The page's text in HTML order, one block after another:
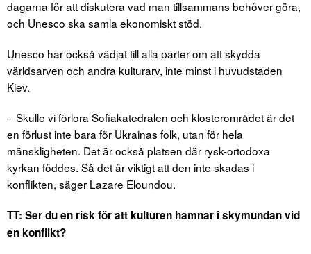
dagarna för att diskutera vad man tillsammans behöver göra,
och Unesco ska samla ekonomiskt stöd.
Unesco har också vädjat till alla parter om att skydda
världsarven och andra kulturarv, inte minst i huvudstaden
Kiev.
– Skulle vi förlora Sofiakatedralen och klosterområdet är det
en förlust inte bara för Ukrainas folk, utan för hela
mänskligheten. Det är också platsen där rysk-ortodoxa
kyrkan föddes. Så det är viktigt att den inte skadas i
konflikten, säger Lazare Eloundou.
TT: Ser du en risk för att kulturen hamnar i skymundan vid
en konflikt?